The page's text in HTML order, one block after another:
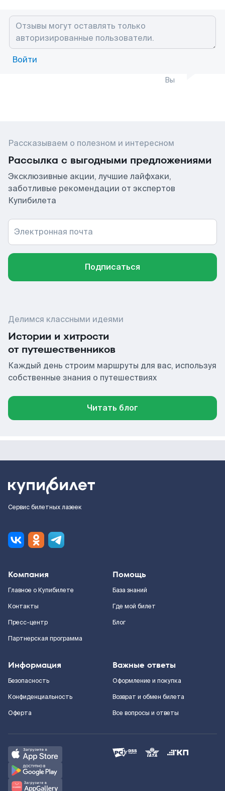
Войти
Вы
Рассказываем о полезном и интересном
Рассылка с выгодными предложениями
Эксклюзивные акции, лучшие лайфхаки,
заботливые рекомендации от экспертов
Купибилета
Электронная почта
Подписаться
Делимся классными идеями
Истории и хитрости
от путешественников
Каждый день строим маршруты для вас, используя
собственные знания о путешествиях
Читать блог
Сервис билетных лазеек
Компания
Главное о Купибилете
Контакты
Пресс-центр
Партнерская программа
Помощь
База знаний
Где мой билет
Блог
Информация
Безопасность
Конфиденциальность
Оферта
Важные ответы
Оформление и покупка
Возврат и обмен билета
Все вопросы и ответы